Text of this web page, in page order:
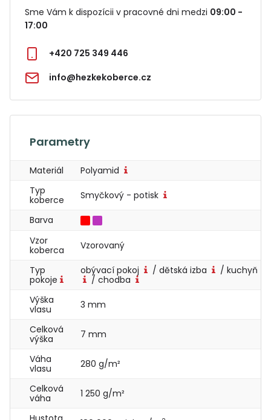
Sme Vám k dispozícii v pracovné dni medzi 09:00 -
17:00
+420 725 349 446
info@hezkekoberce.cz
Parametry
Materiál
Polyamid
Typ
koberce
Smyčkový - potisk
Barva
Vzor
koberca
Vzorovaný
Typ
pokoje
obývací pokoj / dětská izba
/ kuchyň
/ chodba
Výška
vlasu
3 mm
Celková
výška
7 mm
Váha
vlasu
280 g/m²
Celková
váha
1 250 g/m²